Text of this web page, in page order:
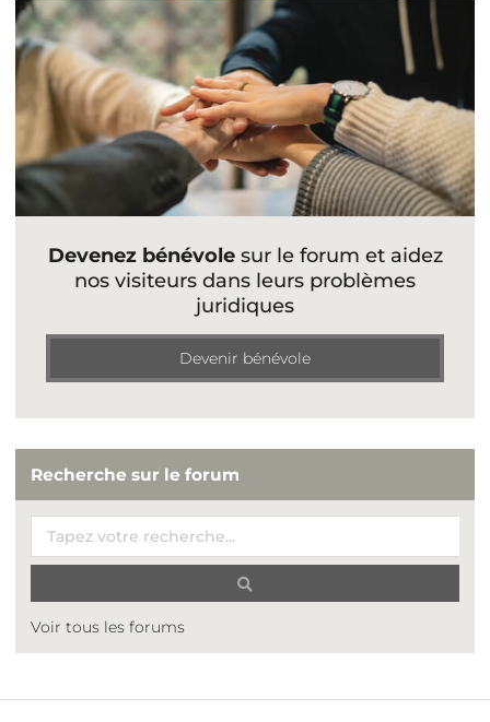
Devenez bénévolesur le forum et aidez
nos visiteurs dans leurs problèmes
juridiques
Devenir bénévole
Recherche sur le forum
Voir tous les forums